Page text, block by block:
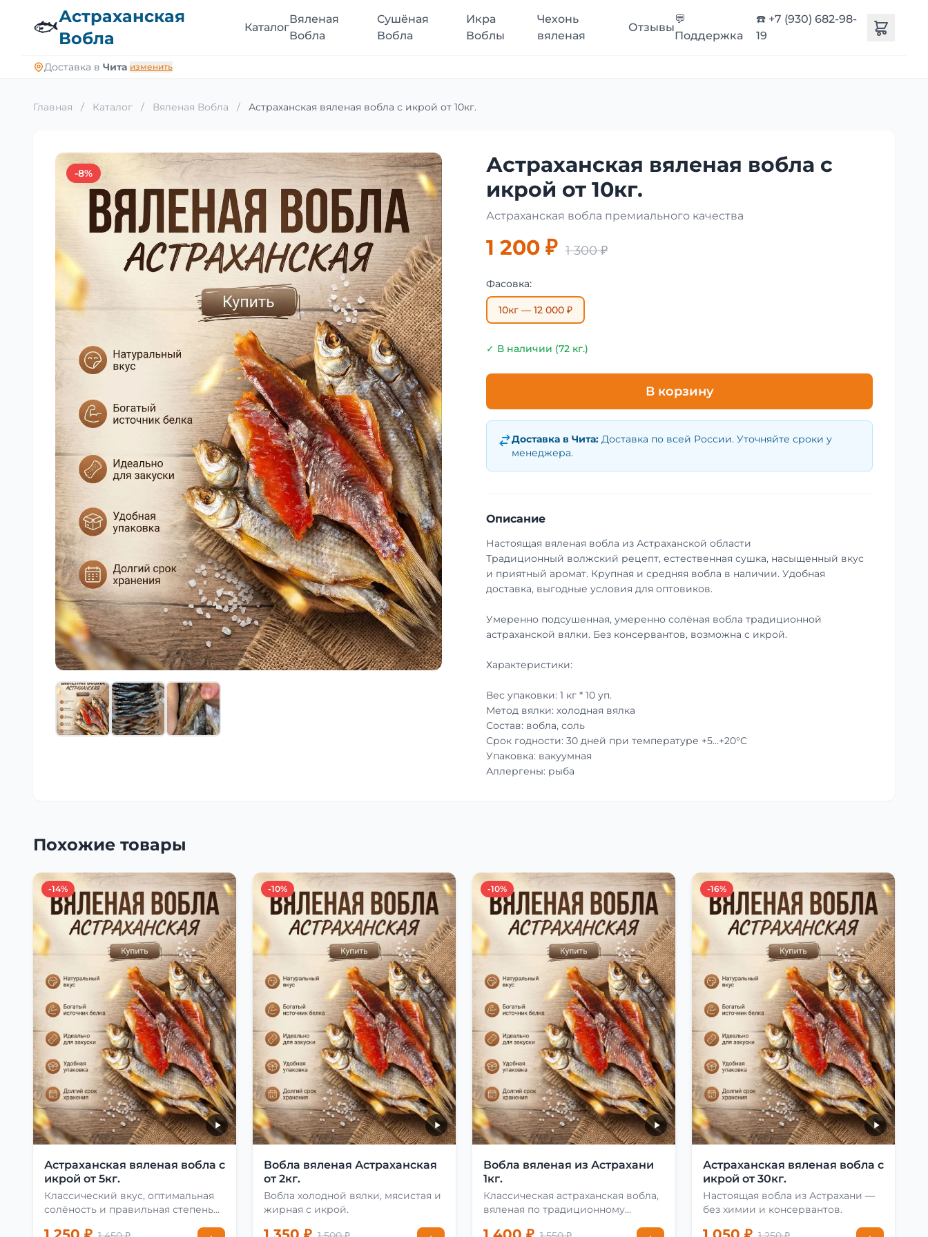
🐟Астраханская
Вобла
Каталог
Вяленая
Вобла
Сушёная
Вобла
Икра
Воблы
Чехонь
вяленая
Отзывы
💬
Поддержка
☎️ +7 (930) 682-98-
19
Доставка в Чита изменить
Главная / Каталог / Вяленая Вобла / Астраханская вяленая вобла с икрой от 10кг.
-8%
Астраханская вяленая вобла с
икрой от 10кг.
Астраханская вобла премиального качества
1 200 ₽ 1 300 ₽
Фасовка:
10кг — 12 000 ₽
✓ В наличии (72 кг.)
В корзину
Доставка в Чита: Доставка по всей России. Уточняйте сроки у
менеджера.
Описание
Настоящая вяленая вобла из Астраханской области
Традиционный волжский рецепт, естественная сушка, насыщенный вкус
и приятный аромат. Крупная и средняя вобла в наличии. Удобная
доставка, выгодные условия для оптовиков.
Умеренно подсушенная, умеренно солёная вобла традиционной
астраханской вялки. Без консервантов, возможна с икрой.
Характеристики:
Вес упаковки: 1 кг * 10 уп.
Метод вялки: холодная вялка
Состав: вобла, соль
Срок годности: 30 дней при температуре +5…+20°C
Упаковка: вакуумная
Аллергены: рыба
Похожие товары
-14%
Астраханская вяленая вобла с
икрой от 5кг.
Классический вкус, оптимальная
солёность и правильная степень
-10%
Вобла вяленая Астраханская
от 2кг.
Вобла холодной вялки, мясистая и
жирная с икрой.
-10%
Вобла вяленая из Астрахани
1кг.
Классическая астраханская вобла,
вяленая по традиционному
-16%
Астраханская вяленая вобла с
икрой от 30кг.
Настоящая вобла из Астрахани —
без химии и консервантов.